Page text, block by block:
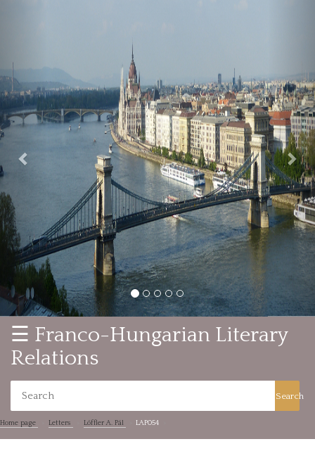
☰ Franco-Hungarian Literary
Relations
Search
Home page Letters Löffler A. Pál LAP054